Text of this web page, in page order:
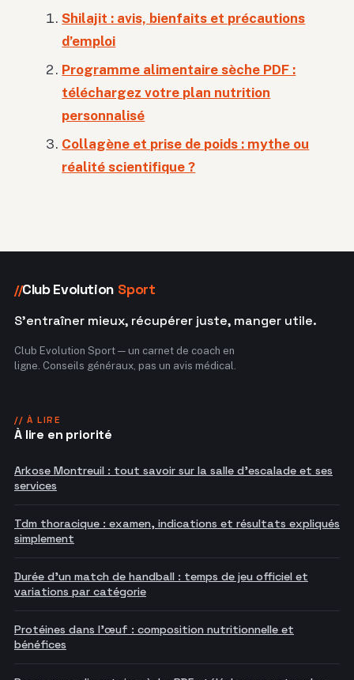
Shilajit : avis, bienfaits et précautions
d’emploi
Programme alimentaire sèche PDF :
téléchargez votre plan nutrition
personnalisé
Collagène et prise de poids : mythe ou
réalité scientifique ?
//Club Evolution Sport
S'entraîner mieux, récupérer juste, manger utile.
Club Evolution Sport — un carnet de coach en
ligne. Conseils généraux, pas un avis médical.
// À LIRE
À lire en priorité
Arkose Montreuil : tout savoir sur la salle d'escalade et ses
services
Tdm thoracique : examen, indications et résultats expliqués
simplement
Durée d'un match de handball : temps de jeu officiel et
variations par catégorie
Protéines dans l'œuf : composition nutritionnelle et
bénéfices